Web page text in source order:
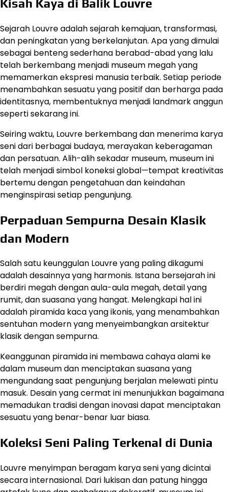
Kisah Kaya di Balik Louvre
Sejarah Louvre adalah sejarah kemajuan, transformasi,
dan peningkatan yang berkelanjutan. Apa yang dimulai
sebagai benteng sederhana berabad-abad yang lalu
telah berkembang menjadi museum megah yang
memamerkan ekspresi manusia terbaik. Setiap periode
menambahkan sesuatu yang positif dan berharga pada
identitasnya, membentuknya menjadi landmark anggun
seperti sekarang ini.
Seiring waktu, Louvre berkembang dan menerima karya
seni dari berbagai budaya, merayakan keberagaman
dan persatuan. Alih-alih sekadar museum, museum ini
telah menjadi simbol koneksi global—tempat kreativitas
bertemu dengan pengetahuan dan keindahan
menginspirasi setiap pengunjung.
Perpaduan Sempurna Desain Klasik
dan Modern
Salah satu keunggulan Louvre yang paling dikagumi
adalah desainnya yang harmonis. Istana bersejarah ini
berdiri megah dengan aula-aula megah, detail yang
rumit, dan suasana yang hangat. Melengkapi hal ini
adalah piramida kaca yang ikonis, yang menambahkan
sentuhan modern yang menyeimbangkan arsitektur
klasik dengan sempurna.
Keanggunan piramida ini membawa cahaya alami ke
dalam museum dan menciptakan suasana yang
mengundang saat pengunjung berjalan melewati pintu
masuk. Desain yang cermat ini menunjukkan bagaimana
memadukan tradisi dengan inovasi dapat menciptakan
sesuatu yang benar-benar luar biasa.
Koleksi Seni Paling Terkenal di Dunia
Louvre menyimpan beragam karya seni yang dicintai
secara internasional. Dari lukisan dan patung hingga